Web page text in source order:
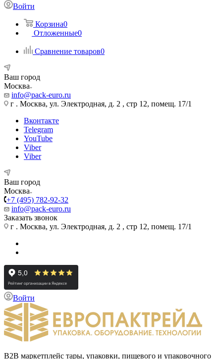
Войти
Корзина0
Отложенные0
Сравнение товаров0
Ваш город
Москва
info@pack-euro.ru
г . Москва, ул. Электродная, д. 2 , стр 12, помещ. 17/1
Вконтакте
Telegram
YouTube
Viber
Viber
Ваш город
Москва
+7 (495) 782-92-32
info@pack-euro.ru
Заказать звонок
г . Москва, ул. Электродная, д. 2 , стр 12, помещ. 17/1
Войти
B2B маркетплейс тары, упаковки, пищевого и упаковочного